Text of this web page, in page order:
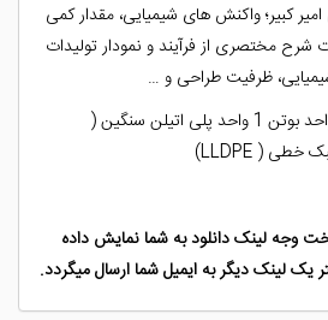
کبیر؛ واکنش های شیمیایی، مقدار کمی
مختصری از فرآیند و نمودار تولیدات
ظرفیت طراحی و …
واحد الفین واحد بوتادین واحد بوتن 1 واحد پلی اتیلن سنگین (
وجه لینک دانلود به شما نمایش داده
یک لینک دیگر به ایمیل شما ارسال میگردد.